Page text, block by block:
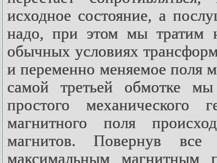
исходное состояние, а
надо, при этом мы тратим
обычных условиях
и переменно меняемое поля
самой третьей обмотке
простого механического
магнитного поля
магнитов. Повернув
максимальным магнитным